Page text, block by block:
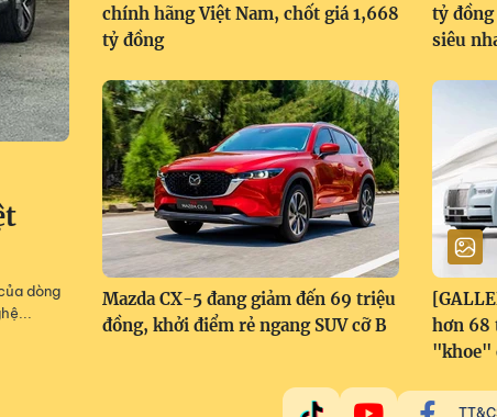
dòng
chính hãng Việt Nam, chốt giá 1,668
tỷ đồng
tỷ đồng
siêu
Mazda CX-5 đang giảm đến 69 triệu
đồng, khởi điểm rẻ ngang SUV cỡ B
hơn 68
"khoe"